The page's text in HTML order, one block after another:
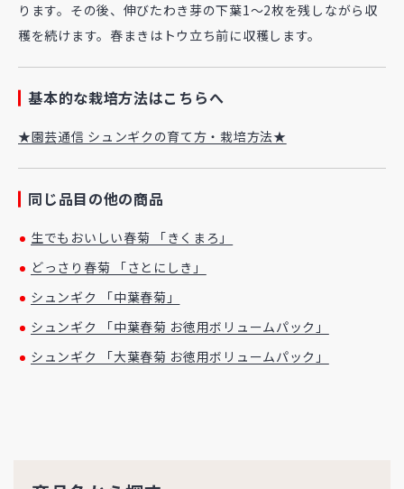
ります。その後、伸びたわき芽の下葉1～2枚を残しながら収
穫を続けます。春まきはトウ立ち前に収穫します。
基本的な栽培方法はこちらへ
★園芸通信 シュンギクの育て方・栽培方法★
同じ品目の他の商品
生でもおいしい春菊 「きくまろ」
どっさり春菊 「さとにしき」
シュンギク 「中葉春菊」
シュンギク 「中葉春菊 お徳用ボリュームパック」
シュンギク 「大葉春菊 お徳用ボリュームパック」